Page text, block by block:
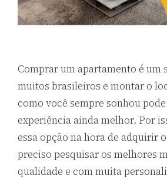
Comprar um apartamento é um
muitos brasileiros e montar o
como você sempre sonhou
experiência ainda melhor. Por
essa opção na hora de adquirir
preciso pesquisar os melhores
qualidade e com muita